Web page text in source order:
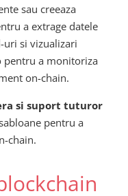
sau creeaza
a extrage datele
uri si vizualizari
pentru a monitoriza
on-chain.
si suport tuturor
pentru a
chain.